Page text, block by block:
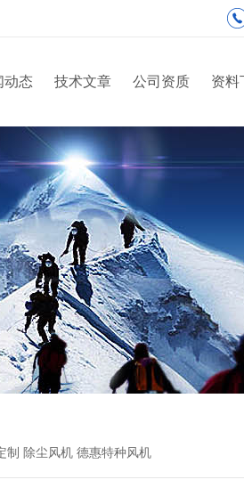
动态 技术文章 公司资质 资料
制 除尘风机 德惠特种风机